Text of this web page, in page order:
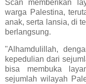
Scan memberikan
warga Palestina,
anak, serta lansia, di
berlangsung.
"Alhamdulillah,
kepedulian dari
bisa membuka
sejumlah wilayah